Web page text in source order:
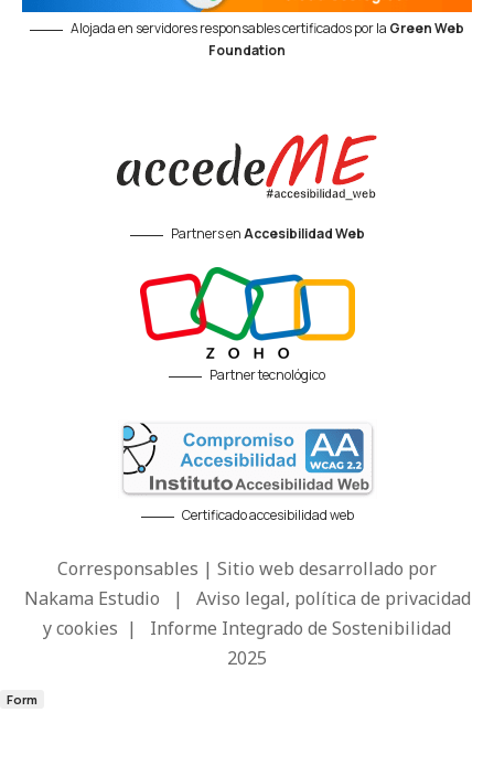
Alojada en servidores responsables certificados por la Green Web
Foundation
Partners enAccesibilidad Web
Partner tecnológico
Certificado accesibilidad web
Corresponsables | Sitio web desarrollado por
Nakama Estudio | Aviso legal, política de privacidad
y cookies | Informe Integrado de Sostenibilidad
2025
Form